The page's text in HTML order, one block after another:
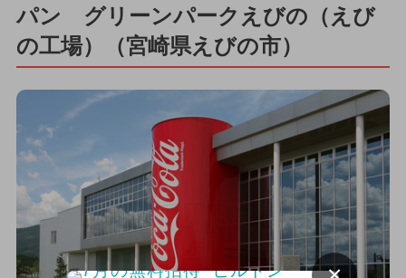
パン グリーンパークえびの（えび
の工場）（宮崎県えびの市）